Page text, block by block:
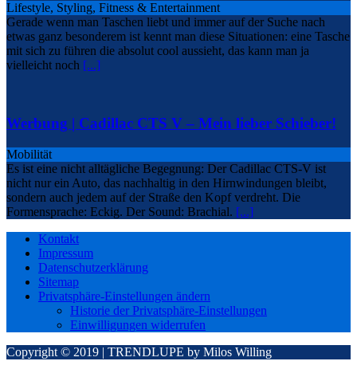
Lifestyle, Styling, Fitness & Entertainment
Gerade wenn man Taschen liebt und immer auf der Suche nach
etwas ganz besonderem ist kennt man diese Situationen: eine Tasche
mit sich zu führen die absolut cool aussieht, das kann man ja
vielleicht noch [...]
Werbung | Cadillac CTS V – Mein lieber Schieber!
Mobilität
Es ist eine nicht alltägliche Begegnung: Der Cadillac CTS-V ist
nicht nur ein Auto, das nachhaltig in den Hirnwindungen bleibt,
sondern auch jedem auf der Straße den Kopf verdreht. Die
Formensprache: Eckig. Der Sound: Brachial. [...]
Kontakt
Impressum
Datenschutzerklärung
Sitemap
Privatsphäre-Einstellungen ändern
Historie der Privatsphäre-Einstellungen
Einwilligungen widerrufen
Copyright © 2019 | TRENDLUPE by Milos Willing